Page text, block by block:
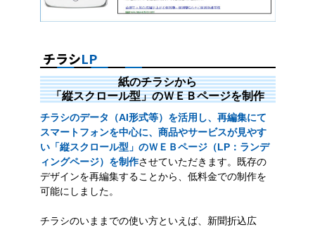
チラシLP
紙のチラシから
「縦スクロール型」のＷＥＢページを制作
チラシのデータ（AI形式等）を活用し、再編集にて
スマートフォンを中心に、商品やサービスが見やす
い「縦スクロール型」のＷＥＢページ（LP：ランデ
ィングページ）を制作させていただきます。既存の
デザインを再編集することから、低料金での制作を
可能にしました。
チラシのいままでの使い方といえば、新聞折込広